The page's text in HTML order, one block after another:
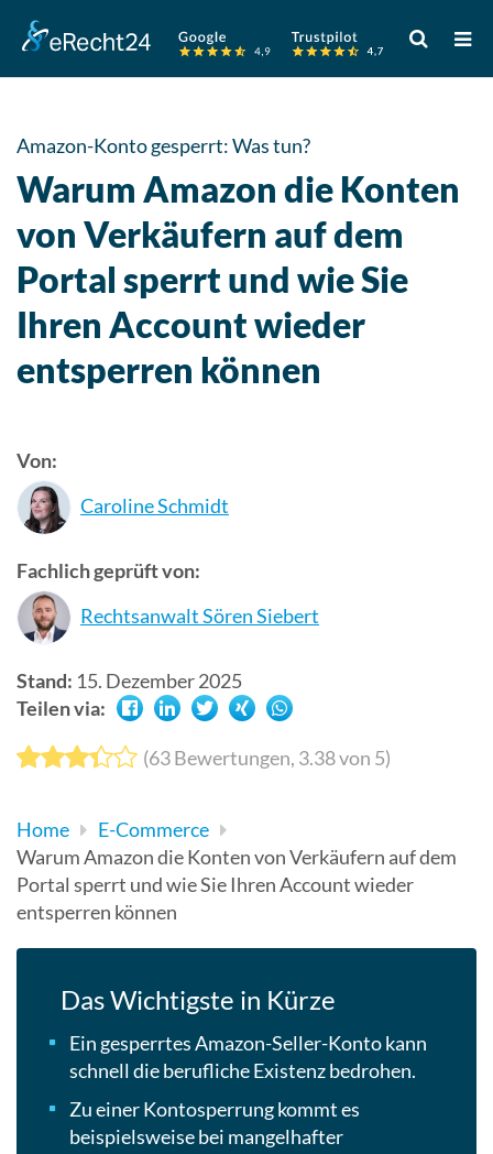
Verwende
die
Pfeile
unten,
das
verfügbare
Ergebnis
Amazon-Konto gesperrt: Was tun?
Warum Amazon die Konten
von Verkäufern auf dem
Portal sperrt und wie Sie
Ihren Account wieder
entsperren können
Von:
Caroline Schmidt
Fachlich geprüft von:
Rechtsanwalt Sören Siebert
Stand: 15. Dezember 2025
Teilen via:
(63Bewertungen, 3.38von 5)
Home
E-Commerce
Warum Amazon die Konten von Verkäufern auf dem
Portal sperrt und wie Sie Ihren Account wieder
entsperren können
Das Wichtigste in Kürze
Ein gesperrtes Amazon-Seller-Konto kann
schnell die berufliche Existenz bedrohen.
Zu einer Kontosperrung kommt es
beispielsweise bei mangelhafter